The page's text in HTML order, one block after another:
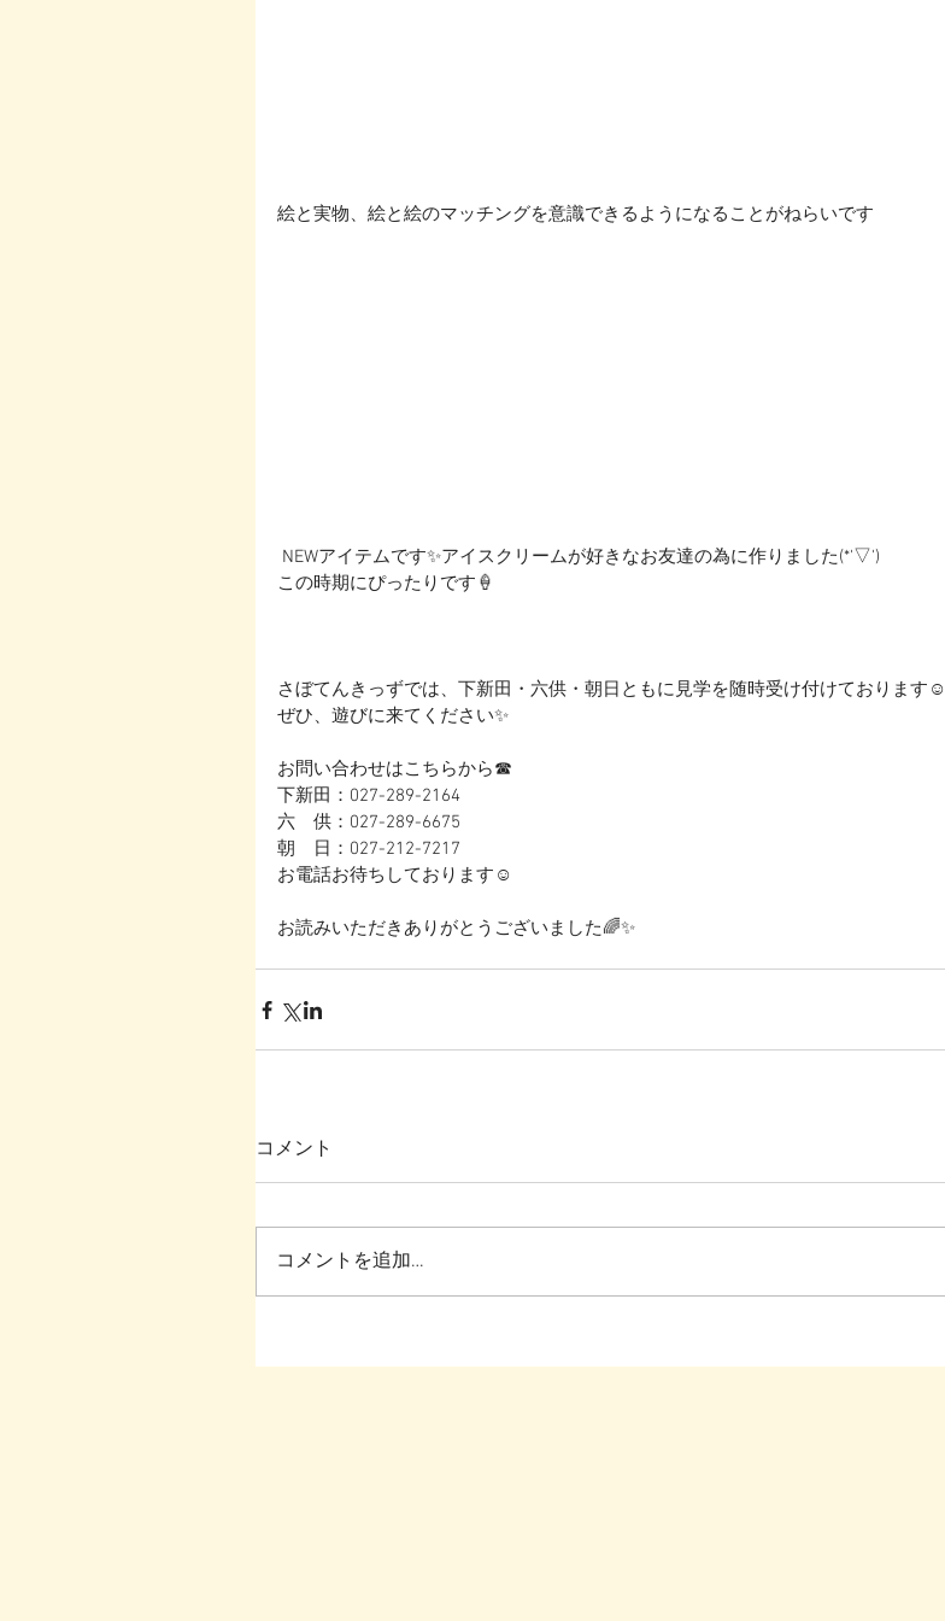
絵と実物、絵と絵のマッチングを意識できるようになることがねらいです
NEWアイテムです✨アイスクリームが好きなお友達の為に作りました(*'▽')
この時期にぴったりです🍦
さぼてんきっずでは、下新田・六供・朝日ともに見学を随時受け付けております☺
ぜひ、遊びに来てください✨
お問い合わせはこちらから☎
下新田：027-289-2164
六　供：027-289-6675
朝　日：027-212-7217
お電話お待ちしております☺
お読みいただきありがとうございました🌈✨
コメント
コメントを追加…